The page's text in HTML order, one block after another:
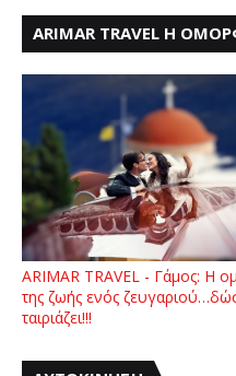
ARIMAR TRAVEL Η
ARIMAR TRAVEL - Γάμος: Η
της ζωής ενός
ταιριάζει!!!